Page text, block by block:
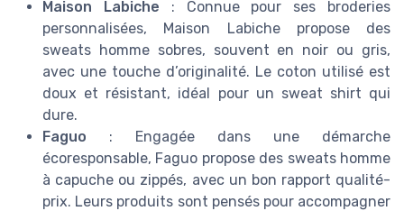
Maison Labiche : Connue pour ses broderies
personnalisées, Maison Labiche propose des
sweats homme sobres, souvent en noir ou gris,
avec une touche d’originalité. Le coton utilisé est
doux et résistant, idéal pour un sweat shirt qui
dure.
Faguo : Engagée dans une démarche
écoresponsable, Faguo propose des sweats homme
à capuche ou zippés, avec un bon rapport qualité-
prix. Leurs produits sont pensés pour accompagner